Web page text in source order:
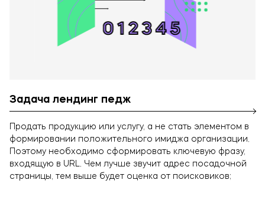
Задача лендинг педж
Продать продукцию или услугу, а не стать элементом в
формировании положительного имиджа организации.
Поэтому необходимо сформировать ключевую фразу,
входящую в URL. Чем лучше звучит адрес посадочной
страницы, тем выше будет оценка от поисковиков;